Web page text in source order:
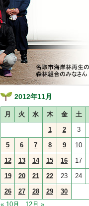
2012年11月
月 火 水 木 金 土
1 2 3
5 6 7 8 9 10
12 13 14 15 16 17
19 20 21 22 23 24
26 27 28 29
30
« 10月
12月 »